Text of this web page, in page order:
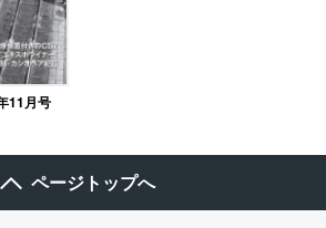
11月号
ページトップへ